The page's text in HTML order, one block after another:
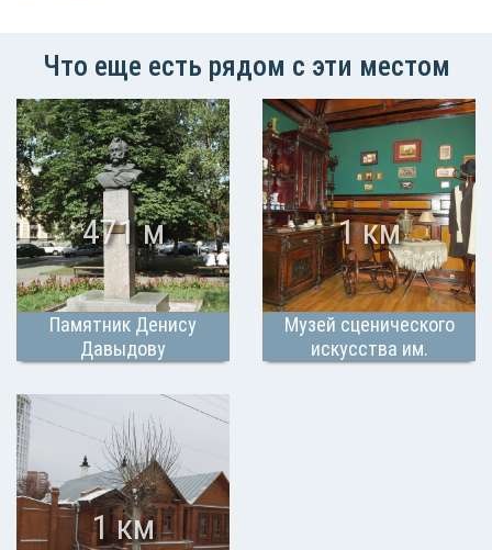
Что еще есть рядом с эти местом
Памятник Денису
Давыдову
471 м
Музей сценического
искусства им.
1 км
1 км